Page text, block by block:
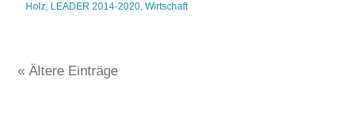
Holz, LEADER 2014-2020,Wirtschaft
« Ältere Einträge